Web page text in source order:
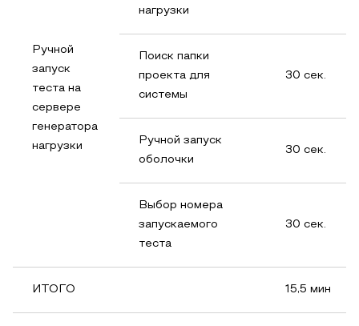
Ручной
запуск
теста на
сервере
генератора
нагрузки
нагрузки
Поиск папки
проекта для
системы
30 сек.
Ручной запуск
оболочки
30 сек.
Выбор номера
запускаемого
теста
30 сек.
ИТОГО 15,5 мин